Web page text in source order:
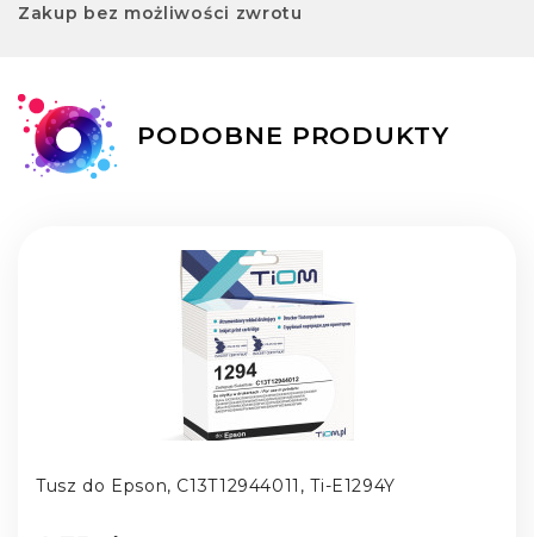
Zakup bez możliwości zwrotu
PODOBNE PRODUKTY
Tusz do Epson, C13T12944011, Ti-E1294Y